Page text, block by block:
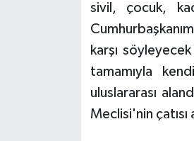
sivil, çocuk,
karşı
tamamıyla
uluslararası
Meclisi'nin